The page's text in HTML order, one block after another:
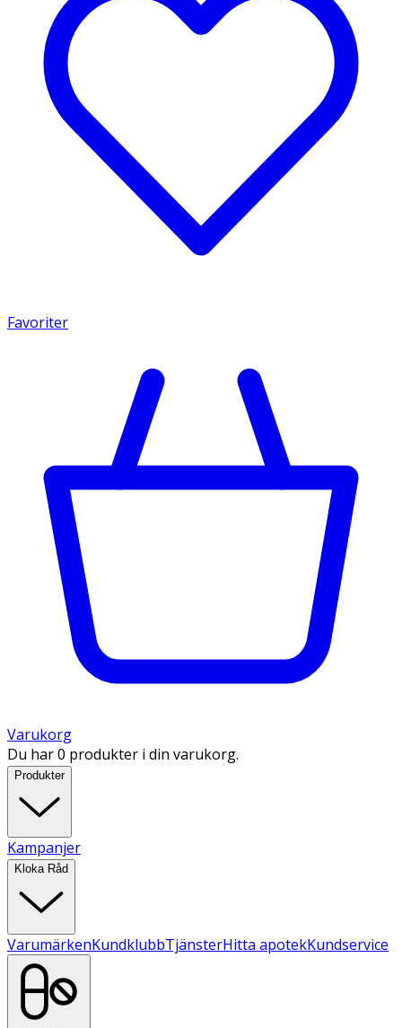
Favoriter
Varukorg
Du har 0 produkter i din varukorg.
Produkter
Kampanjer
Kloka Råd
VarumärkenKundklubbTjänsterHitta apotekKundservice